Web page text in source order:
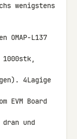
wenigstens
L137
4Lagige
EVM Board
dran und